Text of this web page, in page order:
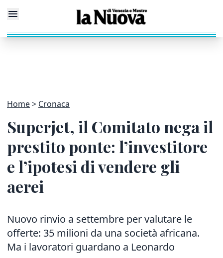
Home Cronaca
Superjet, il Comitato nega il
prestito ponte: l’investitore
e l’ipotesi di vendere gli
aerei
Nuovo rinvio a settembre per valutare le
offerte: 35 milioni da una società africana.
Ma i lavoratori guardano a Leonardo